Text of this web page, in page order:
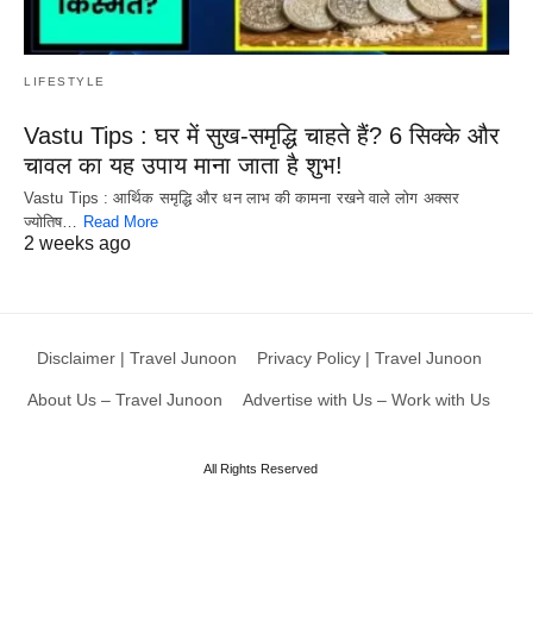
LIFESTYLE
Vastu Tips : घर में सुख-समृद्धि चाहते हैं? 6 सिक्के और
चावल का यह उपाय माना जाता है शुभ!
Vastu Tips : आर्थिक समृद्धि और धन लाभ की कामना रखने वाले लोग अक्सर
ज्योतिष… Read More
2 weeks ago
Disclaimer | Travel Junoon Privacy Policy | Travel Junoon
About Us – Travel Junoon Advertise with Us – Work with Us
All Rights Reserved